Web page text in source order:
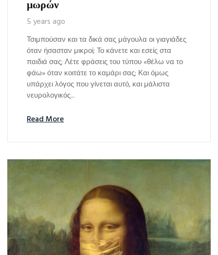
μωρών
5 years ago
Τσιμπούσαν και τα δικά σας μάγουλα οι γιαγιάδες
όταν ήσασταν μικροί; Το κάνετε και εσείς στα
παιδιά σας; Λέτε φράσεις του τύπου «θέλω να το
φάω» όταν κοιτάτε το καμάρι σας; Και όμως
υπάρχει λόγος που γίνεται αυτό, και μάλιστα
νευρολογικός...
Read More